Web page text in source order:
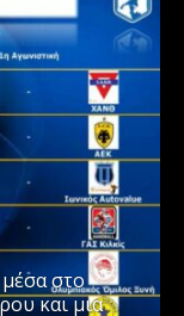
στο
και μια